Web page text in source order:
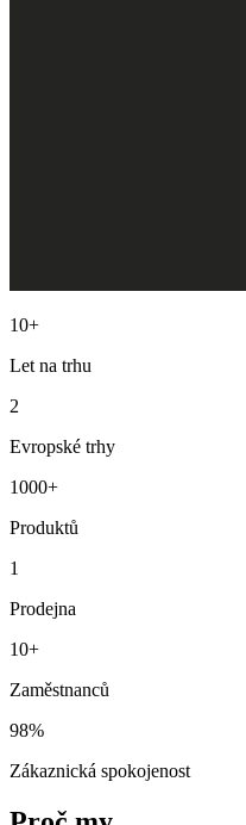
10+
Let na trhu
2
Evropské trhy
1000+
Produktů
1
Prodejna
10+
Zaměstnanců
98%
Zákaznická spokojenost